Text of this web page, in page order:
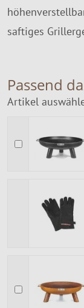
saftiges
Passend
Artikel